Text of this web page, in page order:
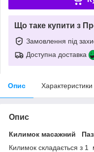
Що таке купити з
Замовлення під
Доступна доставка
Опис Характеристики
Опис
Килимок масажний
Килимок складається з 1